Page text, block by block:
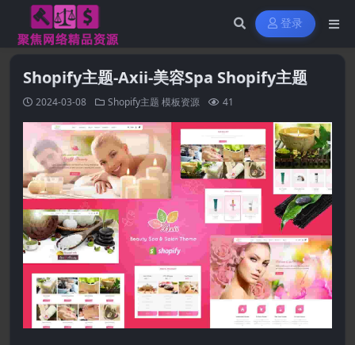
登录
Shopify主题-Axii-美容Spa Shopify主题
2024-03-08 Shopify主题 模板资源 41